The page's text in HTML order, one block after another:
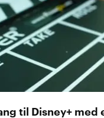
til Disney+ med